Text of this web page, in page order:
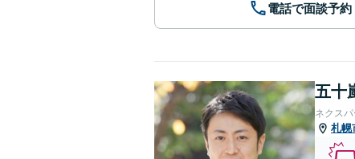
電話で面談予約
五十
ネクス
札幌